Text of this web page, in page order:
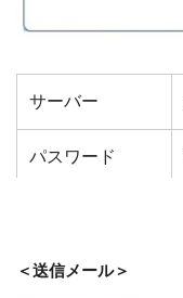
サーバー
パスワード
ポート（IMAP）
＜送信メール＞